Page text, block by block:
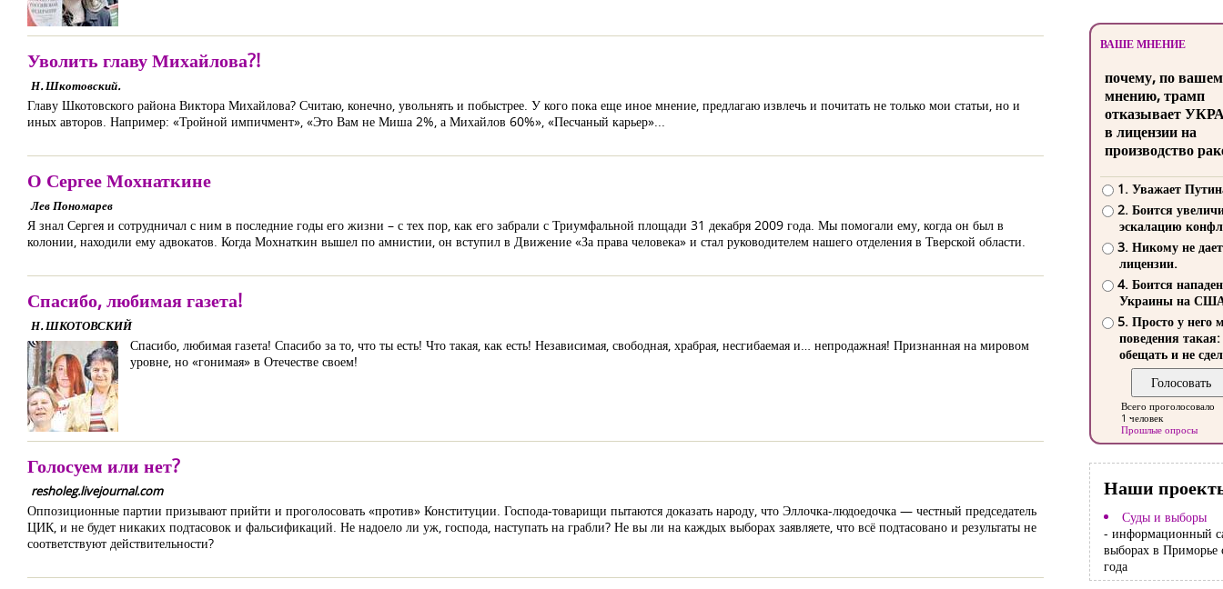
Уволить главу Михайлова?!
Н. Шкотовский.
Главу Шкотовского района Виктора Михайлова? Считаю, конечно, увольнять и побыстрее. У кого пока еще иное мнение, предлагаю извлечь и почитать не только мои статьи, но и
иных авторов. Например: «Тройной импичмент», «Это Вам не Миша 2%, а Михайлов 60%», «Песчаный карьер»...
О Сергее Мохнаткине
Лев Пономарев
Я знал Сергея и сотрудничал с ним в последние годы его жизни – с тех пор, как его забрали с Триумфальной площади 31 декабря 2009 года. Мы помогали ему, когда он был в
колонии, находили ему адвокатов. Когда Мохнаткин вышел по амнистии, он вступил в Движение «За права человека» и стал руководителем нашего отделения в Тверской области.
Спасибо, любимая газета!
Н. ШКОТОВСКИЙ
Спасибо, любимая газета! Спасибо за то, что ты есть! Что такая, как есть! Независимая, свободная, храбрая, несгибаемая и… непродажная! Признанная на мировом
уровне, но «гонимая» в Отечестве своем!
Голосуем или нет?
resholeg.livejournal.com
Оппозиционные партии призывают прийти и проголосовать «против» Конституции. Господа-товарищи пытаются доказать народу, что Эллочка-людоедочка — честный председатель
ЦИК, и не будет никаких подтасовок и фальсификаций. Не надоело ли уж, господа, наступать на грабли? Не вы ли на каждых выборах заявляете, что всё подтасовано и результаты не
соответствуют действительности?
ВАШЕ МНЕНИЕ
почему, по
мнению, трамп
отказывает
в лицензии на
производство
1. Уважает
2. Боится
эскалацию
3. Никому не
лицензии.
4. Боится
Украины на
5. Просто у него
поведения такая:
обещать и не
Всего проголосовало
1 человек
Прошлые опросы
Наши
Суды и выборы
- информационный
выборах в Приморье
года